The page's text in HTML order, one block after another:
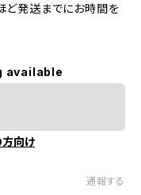
発送までにお時間を
available
向け
通報する